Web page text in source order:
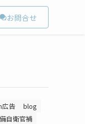
お問合せ
広告
blog
自衛官補